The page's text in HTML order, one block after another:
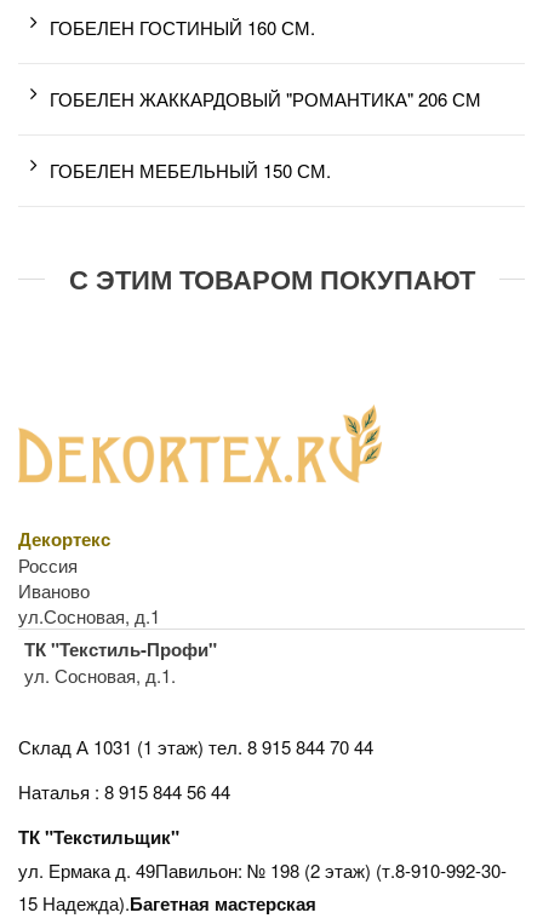
ГОБЕЛЕН ГОСТИНЫЙ 160 СМ.
ГОБЕЛЕН ЖАККАРДОВЫЙ "РОМАНТИКА" 206 СМ
ГОБЕЛЕН МЕБЕЛЬНЫЙ 150 СМ.
С ЭТИМ ТОВАРОМ ПОКУПАЮТ
Декортекс
Россия
Иваново
ул.Сосновая, д.1
ТК "Текстиль-Профи"
ул. Сосновая, д.1.
Склад А 1031 (1 этаж) тел. 8 915 844 70 44
Наталья : 8 915 844 56 44
ТК "Текстильщик"
ул. Ермака д. 49Павильон: № 198 (2 этаж) (т.8-910-992-30-
15 Надежда).Багетная мастерская